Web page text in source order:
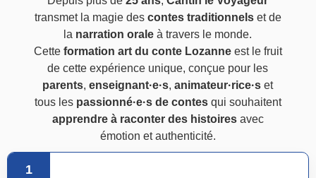
transmet la magie des contes traditionnelset de
la narration orale à travers le monde.
Cette formation art du conte Lozanneest le fruit
de cette expérience unique, conçue pour les
parents,enseignant·e·s,animateur·rice·s et
tous les passionné·e·s de contesqui souhaitent
apprendre à raconter des histoiresavec
émotion et authenticité.
1